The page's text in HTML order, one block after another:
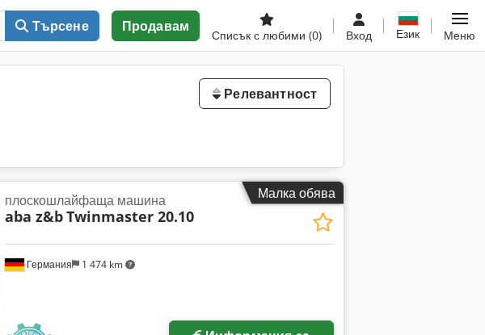
Търсене Продавам
Списък с любими (0) Вход Език Меню
Релевантност
Малка обява
Германия 1 474 km
плоскошлайфаща машина
aba z&bTwinmaster 20.10